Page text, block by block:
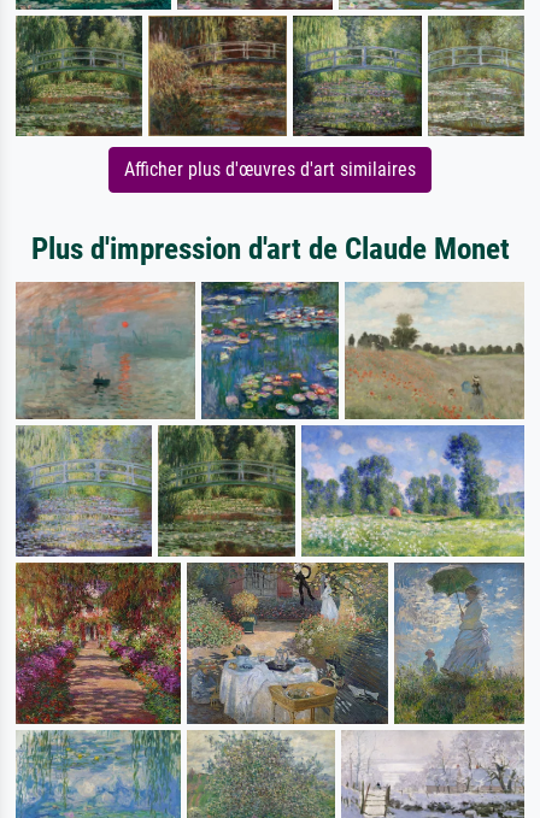
Afficher plus d'œuvres d'art similaires
Plus d'impression d'art de Claude Monet